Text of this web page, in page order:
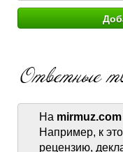
На mirmuz.com
Например, к
рецензию,